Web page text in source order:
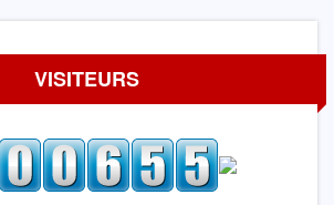
VISITEURS